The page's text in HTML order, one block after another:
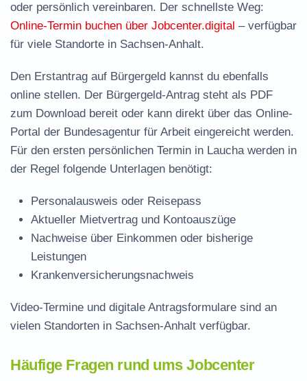
oder persönlich vereinbaren. Der schnellste Weg:
Online-Termin buchen über Jobcenter.digital – verfügbar
für viele Standorte in Sachsen-Anhalt.
Den Erstantrag auf Bürgergeld kannst du ebenfalls
online stellen. Der Bürgergeld-Antrag steht als PDF
zum Download bereit oder kann direkt über das Online-
Portal der Bundesagentur für Arbeit eingereicht werden.
Für den ersten persönlichen Termin in Laucha werden in
der Regel folgende Unterlagen benötigt:
Personalausweis oder Reisepass
Aktueller Mietvertrag und Kontoauszüge
Nachweise über Einkommen oder bisherige
Leistungen
Krankenversicherungsnachweis
Video-Termine und digitale Antragsformulare sind an
vielen Standorten in Sachsen-Anhalt verfügbar.
Häufige Fragen rund ums Jobcenter